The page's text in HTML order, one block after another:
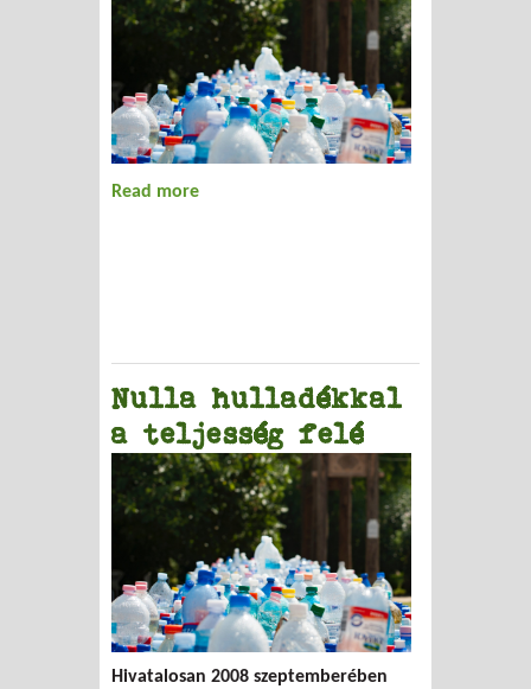
Read more
Nulla hulladékkal
a teljesség felé
Hivatalosan 2008 szeptemberében